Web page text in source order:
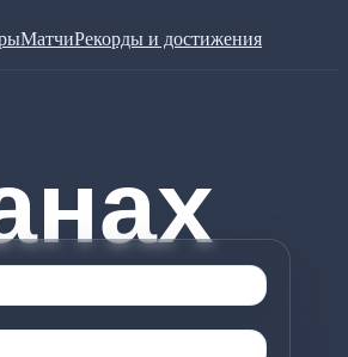
МатчиРекорды и достижения